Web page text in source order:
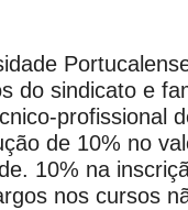
do sindicato e
profissional
de 10% no
10% na
nos cursos